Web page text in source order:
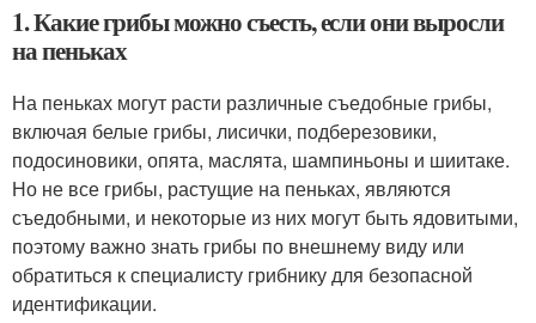
1. Какие грибы можно съесть, если они выросли
на пеньках
На пеньках могут расти различные съедобные грибы,
включая белые грибы, лисички, подберезовики,
подосиновики, опята, маслята, шампиньоны и шиитаке.
Но не все грибы, растущие на пеньках, являются
съедобными, и некоторые из них могут быть ядовитыми,
поэтому важно знать грибы по внешнему виду или
обратиться к специалисту грибнику для безопасной
идентификации.